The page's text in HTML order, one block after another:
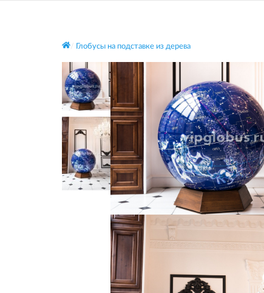
Глобусы на подставке из дерева